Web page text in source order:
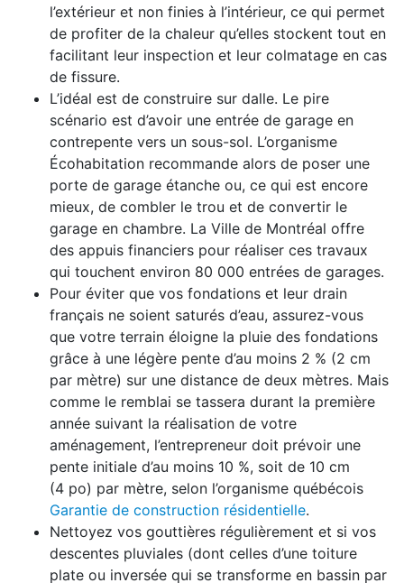
l’extérieur et non finies à l’intérieur, ce qui permet
de profiter de la chaleur qu’elles stockent tout en
facilitant leur inspection et leur colmatage en cas
de fissure.
L’idéal est de construire sur dalle. Le pire
scénario est d’avoir une entrée de garage en
contrepente vers un sous-sol. L’organisme
Écohabitation recommande alors de poser une
porte de garage étanche ou, ce qui est encore
mieux, de combler le trou et de convertir le
garage en chambre. La Ville de Montréal offre
des appuis financiers pour réaliser ces travaux
qui touchent environ 80 000 entrées de garages.
Pour éviter que vos fondations et leur drain
français ne soient saturés d’eau, assurez-vous
que votre terrain éloigne la pluie des fondations
grâce à une légère pente d’au moins 2 % (2 cm
par mètre) sur une distance de deux mètres. Mais
comme le remblai se tassera durant la première
année suivant la réalisation de votre
aménagement, l’entrepreneur doit prévoir une
pente initiale d’au moins 10 %, soit de 10 cm
(4 po) par mètre, selon l’organisme québécois
Garantie de construction résidentielle.
Nettoyez vos gouttières régulièrement et si vos
descentes pluviales (dont celles d’une toiture
plate ou inversée qui se transforme en bassin par